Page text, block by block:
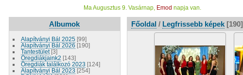
Ma Augusztus 9. Vasárnap, Emod napja van.
Albumok
Alapítványi Bál 2025 [99]
Alapítványi Bál 2026 [190]
Tantestület [3]
Öregdiákjaink2 [143]
Öregdiák találkozó 2023 [124]
Alapítványi Bál 2023 [254]
Főoldal/ Legfrissebb képek[190]